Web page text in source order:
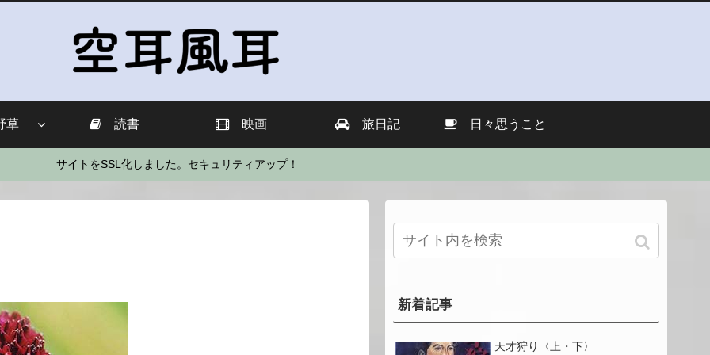
読書 映画 旅日記 日々思うこと
サイトをSSL化しました。セキュリティアップ！
新着記事
天才狩り〈上・下〉